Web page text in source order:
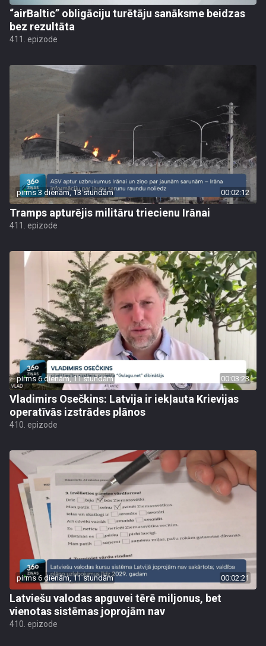
“airBaltic” obligāciju turētāju sanāksme beidzas
bez rezultāta
411. epizode
pirms 3 dienām, 13 stundām 00:02:12
Tramps apturējis militāru triecienu Irānai
411. epizode
pirms 6 dienām, 11 stundām 00:03:23
Vladimirs Osečkins: Latvija ir iekļauta Krievijas
operatīvās izstrādes plānos
410. epizode
pirms 6 dienām, 11 stundām 00:02:21
Latviešu valodas apguvei tērē miljonus, bet
vienotas sistēmas joprojām nav
410. epizode